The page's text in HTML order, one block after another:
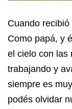
Cuando
Como papá, y
el cielo con las
trabajando y
siempre es
podés olvidar